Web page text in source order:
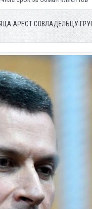
АРЕСТ СОВЛАДЕЛЬЦУ